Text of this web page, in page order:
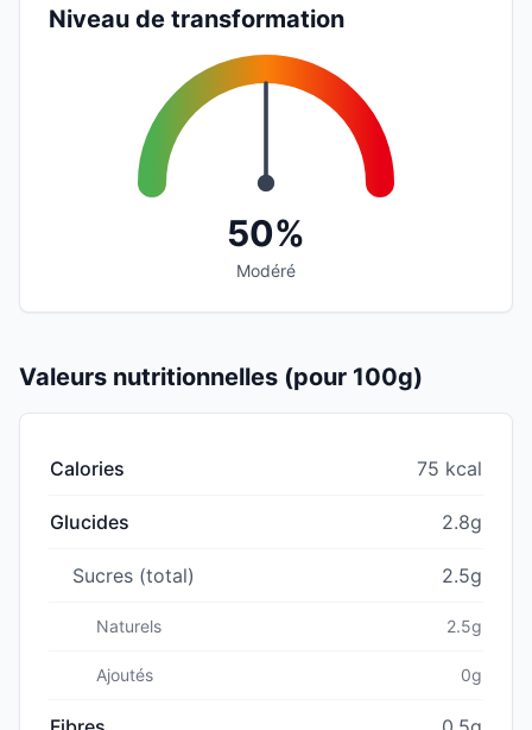
Niveau de transformation
50%
Modéré
Valeurs nutritionnelles (pour 100g)
Calories 75 kcal
Glucides 2.8g
Sucres (total) 2.5g
Naturels 2.5g
Ajoutés 0g